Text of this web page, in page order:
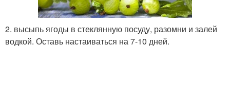
2. высыпь ягоды в стеклянную посуду, разомни и залей
водкой. Оставь настаиваться на 7-10 дней.